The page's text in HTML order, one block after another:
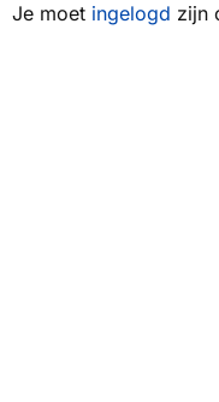
Je moet ingelogd zijn